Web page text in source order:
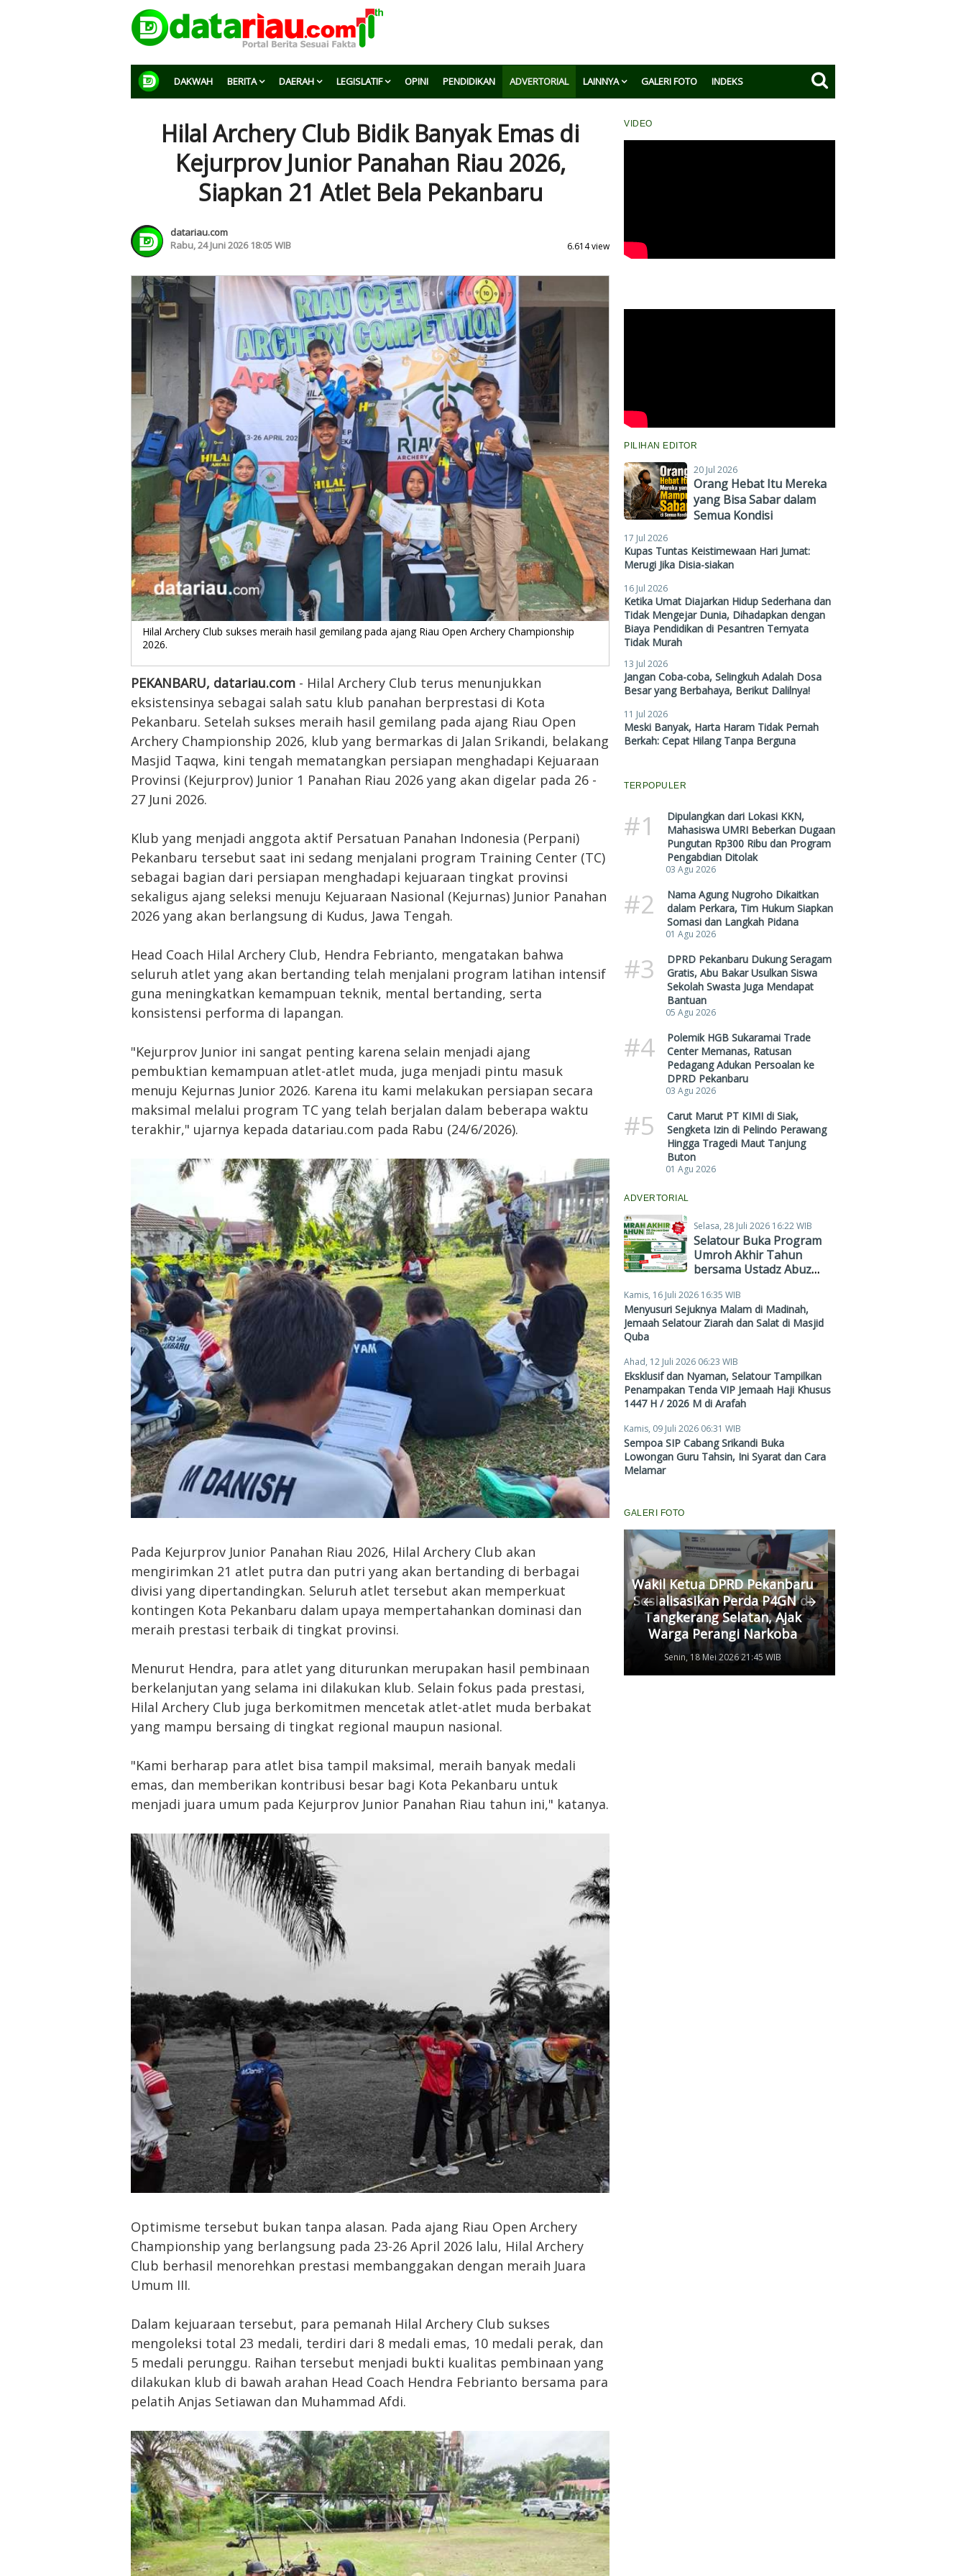
DAKWAH BERITA DAERAH LEGISLATIF OPINI PENDIDIKAN ADVERTORIAL LAINNYA GALERI FOTO INDEKS
Hilal Archery Club Bidik Banyak Emas di
Kejurprov Junior Panahan Riau 2026,
Siapkan 21 Atlet Bela Pekanbaru
datariau.com
Rabu, 24 Juni 2026 18:05 WIB
6.614 view
Hilal Archery Club sukses meraih hasil gemilang pada ajang Riau Open Archery Championship
2026.
PEKANBARU, datariau.com - Hilal Archery Club terus menunjukkan
eksistensinya sebagai salah satu klub panahan berprestasi di Kota
Pekanbaru. Setelah sukses meraih hasil gemilang pada ajang Riau Open
Archery Championship 2026, klub yang bermarkas di Jalan Srikandi, belakang
Masjid Taqwa, kini tengah mematangkan persiapan menghadapi Kejuaraan
Provinsi (Kejurprov) Junior 1 Panahan Riau 2026 yang akan digelar pada 26 -
27 Juni 2026.
Klub yang menjadi anggota aktif Persatuan Panahan Indonesia (Perpani)
Pekanbaru tersebut saat ini sedang menjalani program Training Center (TC)
sebagai bagian dari persiapan menghadapi kejuaraan tingkat provinsi
sekaligus ajang seleksi menuju Kejuaraan Nasional (Kejurnas) Junior Panahan
2026 yang akan berlangsung di Kudus, Jawa Tengah.
Head Coach Hilal Archery Club, Hendra Febrianto, mengatakan bahwa
seluruh atlet yang akan bertanding telah menjalani program latihan intensif
guna meningkatkan kemampuan teknik, mental bertanding, serta
konsistensi performa di lapangan.
"Kejurprov Junior ini sangat penting karena selain menjadi ajang
pembuktian kemampuan atlet-atlet muda, juga menjadi pintu masuk
menuju Kejurnas Junior 2026. Karena itu kami melakukan persiapan secara
maksimal melalui program TC yang telah berjalan dalam beberapa waktu
terakhir," ujarnya kepada datariau.com pada Rabu (24/6/2026).
Pada Kejurprov Junior Panahan Riau 2026, Hilal Archery Club akan
mengirimkan 21 atlet putra dan putri yang akan bertanding di berbagai
divisi yang dipertandingkan. Seluruh atlet tersebut akan memperkuat
kontingen Kota Pekanbaru dalam upaya mempertahankan dominasi dan
meraih prestasi terbaik di tingkat provinsi.
Menurut Hendra, para atlet yang diturunkan merupakan hasil pembinaan
berkelanjutan yang selama ini dilakukan klub. Selain fokus pada prestasi,
Hilal Archery Club juga berkomitmen mencetak atlet-atlet muda berbakat
yang mampu bersaing di tingkat regional maupun nasional.
"Kami berharap para atlet bisa tampil maksimal, meraih banyak medali
emas, dan memberikan kontribusi besar bagi Kota Pekanbaru untuk
menjadi juara umum pada Kejurprov Junior Panahan Riau tahun ini," katanya.
Optimisme tersebut bukan tanpa alasan. Pada ajang Riau Open Archery
Championship yang berlangsung pada 23-26 April 2026 lalu, Hilal Archery
Club berhasil menorehkan prestasi membanggakan dengan meraih Juara
Umum III.
Dalam kejuaraan tersebut, para pemanah Hilal Archery Club sukses
mengoleksi total 23 medali, terdiri dari 8 medali emas, 10 medali perak, dan
5 medali perunggu. Raihan tersebut menjadi bukti kualitas pembinaan yang
dilakukan klub di bawah arahan Head Coach Hendra Febrianto bersama para
pelatih Anjas Setiawan dan Muhammad Afdi.
VIDEO
PILIHAN EDITOR
20 Jul 2026
Orang Hebat Itu Mereka
yang Bisa Sabar dalam
Semua Kondisi
17 Jul 2026
Kupas Tuntas Keistimewaan Hari Jumat:
Merugi Jika Disia-siakan
16 Jul 2026
Ketika Umat Diajarkan Hidup Sederhana dan
Tidak Mengejar Dunia, Dihadapkan dengan
Biaya Pendidikan di Pesantren Ternyata
Tidak Murah
13 Jul 2026
Jangan Coba-coba, Selingkuh Adalah Dosa
Besar yang Berbahaya, Berikut Dalilnya!
11 Jul 2026
Meski Banyak, Harta Haram Tidak Pernah
Berkah: Cepat Hilang Tanpa Berguna
TERPOPULER
#1
Dipulangkan dari Lokasi KKN,
Mahasiswa UMRI Beberkan Dugaan
Pungutan Rp300 Ribu dan Program
Pengabdian Ditolak
03 Agu 2026
#2
Nama Agung Nugroho Dikaitkan
dalam Perkara, Tim Hukum Siapkan
Somasi dan Langkah Pidana
01 Agu 2026
#3
DPRD Pekanbaru Dukung Seragam
Gratis, Abu Bakar Usulkan Siswa
Sekolah Swasta Juga Mendapat
Bantuan
05 Agu 2026
#4
Polemik HGB Sukaramai Trade
Center Memanas, Ratusan
Pedagang Adukan Persoalan ke
DPRD Pekanbaru
03 Agu 2026
#5
Carut Marut PT KIMI di Siak,
Sengketa Izin di Pelindo Perawang
Hingga Tragedi Maut Tanjung
Buton
01 Agu 2026
ADVERTORIAL
Selasa, 28 Juli 2026 16:22 WIB
Selatour Buka Program
Umroh Akhir Tahun
bersama Ustadz Abuz
Mulai Rp38,4 Juta
Kamis, 16 Juli 2026 16:35 WIB
Menyusuri Sejuknya Malam di Madinah,
Jemaah Selatour Ziarah dan Salat di Masjid
Quba
Ahad, 12 Juli 2026 06:23 WIB
Eksklusif dan Nyaman, Selatour Tampilkan
Penampakan Tenda VIP Jemaah Haji Khusus
1447 H / 2026 M di Arafah
Kamis, 09 Juli 2026 06:31 WIB
Sempoa SIP Cabang Srikandi Buka
Lowongan Guru Tahsin, Ini Syarat dan Cara
Melamar
GALERI FOTO
Wakil Ketua DPRD Pekanbaru
Sosialisasikan Perda P4GN di
Tangkerang Selatan, Ajak
Warga Perangi Narkoba
Senin, 18 Mei 2026 21:45 WIB
Komisi II Panggil Rapat
Pertamina, Ungkap Penyebab